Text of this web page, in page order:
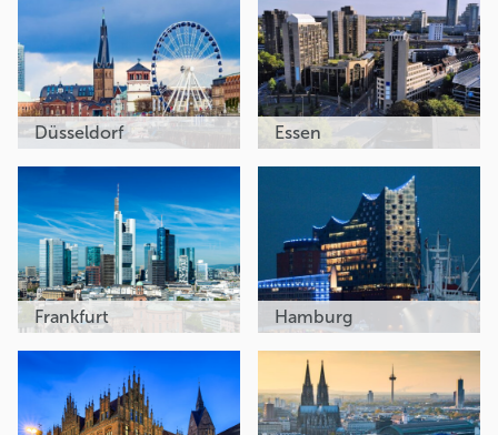
Düsseldorf Essen
Frankfurt Hamburg